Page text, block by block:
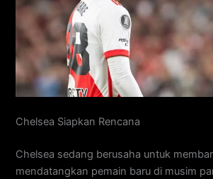
Chelsea Siapkan Rencana
Chelsea sedang berusaha untuk
mendatangkan pemain baru di musim